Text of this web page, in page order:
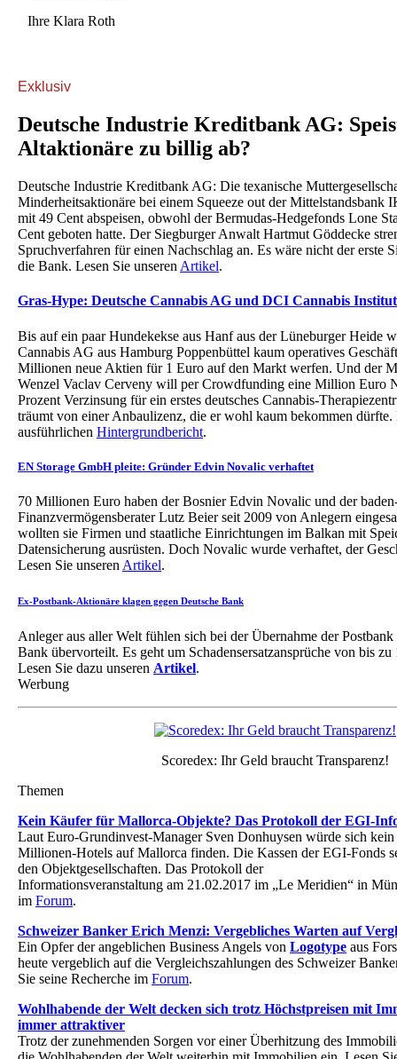
Ihre Klara Roth
Exklusiv
Deutsche Industrie Kreditbank AG:
Altaktionäre zu billig ab?
Deutsche Industrie Kreditbank AG: Die texanische
Minderheitsaktionäre bei einem Squeeze out der Mittelstandsbank
mit 49 Cent abspeisen, obwohl der Bermudas-Hedgefonds Lone
Cent geboten hatte. Der Siegburger Anwalt Hartmut Göddecke
Spruchverfahren für einen Nachschlag an. Es wäre nicht der erste
die Bank. Lesen Sie unseren Artikel.
Gras-Hype: Deutsche Cannabis AG und DCI Cannabis
Bis auf ein paar Hundekekse aus Hanf aus der Lüneburger Heide
Cannabis AG aus Hamburg Poppenbüttel kaum operatives
Millionen neue Aktien für 1 Euro auf den Markt werfen. Und der
Wenzel Vaclav Cerveny will per Crowdfunding eine Million Euro
Prozent Verzinsung für ein erstes deutsches Cannabis-
träumt von einer Anbaulizenz, die er wohl kaum bekommen dürfte.
ausführlichen Hintergrundbericht.
EN Storage GmbH pleite: Gründer Edvin Novalic verhaftet
70 Millionen Euro haben der Bosnier Edvin Novalic und der
Finanzvermögensberater Lutz Beier seit 2009 von Anlegern
wollten sie Firmen und staatliche Einrichtungen im Balkan mit
Datensicherung ausrüsten. Doch Novalic wurde verhaftet, der
Lesen Sie unseren Artikel.
Ex-Postbank-Aktionäre klagen gegen Deutsche Bank
Anleger aus aller Welt fühlen sich bei der Übernahme der
Bank übervorteilt. Es geht um Schadensersatzansprüche von bis
Lesen Sie dazu unseren Artikel.
Werbung
Scoredex: Ihr Geld braucht Transparenz!
Themen
Kein Käufer für Mallorca-Objekte? Das Protokoll der EGI-
Laut Euro-Grundinvest-Manager Sven Donhuysen würde sich
Millionen-Hotels auf Mallorca finden. Die Kassen der EGI-Fonds
den Objektgesellschaften. Das Protokoll der
Informationsveranstaltung am 21.02.2017 im „Le Meridien“ in
im Forum.
Schweizer Banker Erich Menzi: Vergebliches Warten auf
Ein Opfer der angeblichen Business Angels von Logotype aus
heute vergeblich auf die Vergleichszahlungen des Schweizer
Sie seine Recherche im Forum.
Wohlhabende der Welt decken sich trotz Höchstpreisen mit
immer attraktiver
Trotz der zunehmenden Sorgen vor einer Überhitzung des